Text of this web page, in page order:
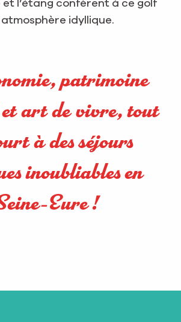
l’étang confèrent à ce golf
atmosphère idyllique.
patrimoine
art de vivre, tout
à des séjours
inoubliables en
Eure !